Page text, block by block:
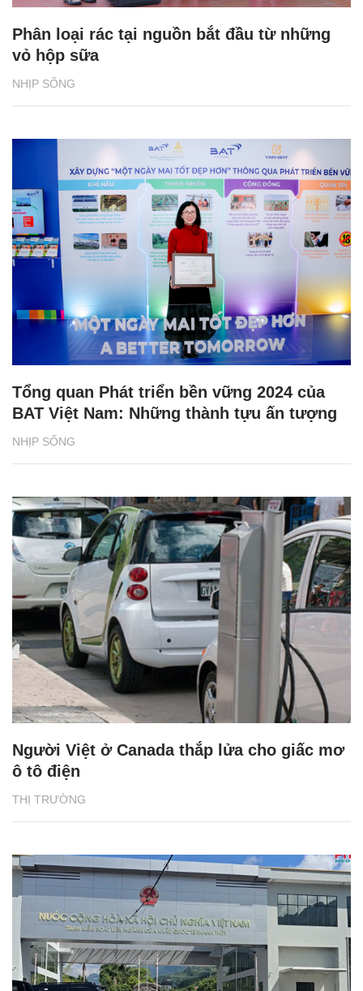
NHỊP SỐNG
Phân loại rác tại nguồn bắt đầu từ những
vỏ hộp sữa
NHỊP SỐNG
Tổng quan Phát triển bền vững 2024 của
BAT Việt Nam: Những thành tựu ấn tượng
THỊ TRƯỜNG
Người Việt ở Canada thắp lửa cho giấc mơ
ô tô điện